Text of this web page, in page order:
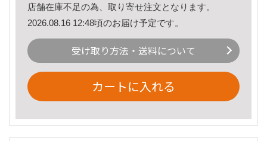
店舗在庫不足の為、取り寄せ注文となります。
2026.08.16 12:48頃のお届け予定です。
受け取り方法・送料について
カートに入れる